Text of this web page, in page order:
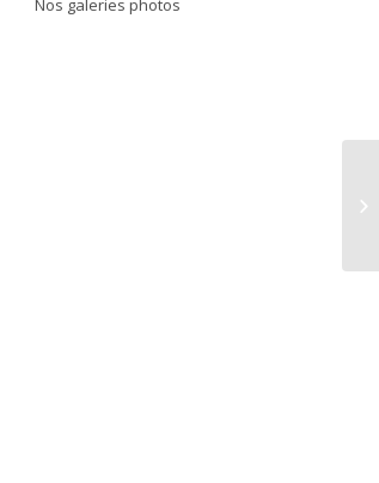
Nos galeries photos